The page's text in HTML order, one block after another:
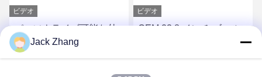
ビデオ
パーソナライズ可能な外
観 バーコードスキャナー
と熱プリンタ付きの自己
最もよい価格を得なさい
ビデオ
OEM 23.8 インチ ゴール
ド ウォールマウント 自動
注文 キオスク ポストホル
最もよい価格を得なさい
Jack Zhang